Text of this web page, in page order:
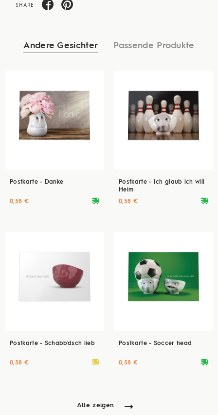
SHARE
Andere Gesichter Passende Produkte
Postkarte - Danke
deliveryvan
0,58 €
Postkarte - Ich glaub ich will
Heim
deliveryvan
0,58 €
Postkarte - Schabb'dsch lieb
deliveryvan
0,58 €
Postkarte - Soccer head
deliveryvan
0,58 €
Alle zeigen